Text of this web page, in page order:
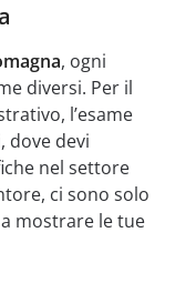
, ogni
diversi. Per il
l’esame
dove devi
nel settore
ci sono solo
mostrare le tue